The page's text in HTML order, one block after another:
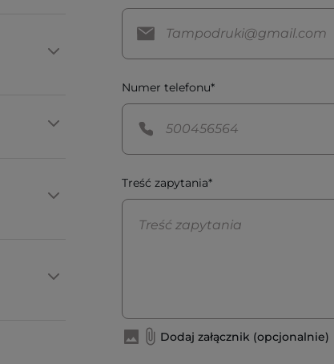
Numer telefonu*
Treść zapytania*
Dodaj załącznik (opcjonalnie)